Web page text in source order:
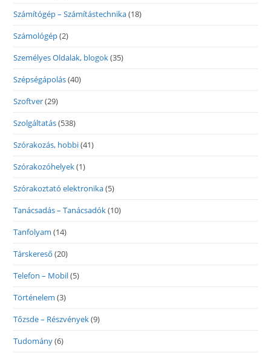
Számítógép – Számítástechnika(18)
Számológép(2)
Személyes Oldalak, blogok(35)
Szépségápolás(40)
Szoftver(29)
Szolgáltatás(538)
Szórakozás, hobbi(41)
Szórakozóhelyek(1)
Szórakoztató elektronika(5)
Tanácsadás – Tanácsadók(10)
Tanfolyam (14)
Társkereső (20)
Telefon – Mobil(5)
Történelem (3)
Tőzsde – Részvények(9)
Tudomány(6)